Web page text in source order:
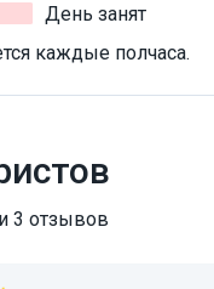
День занят
каждые полчаса.
3 отзывов